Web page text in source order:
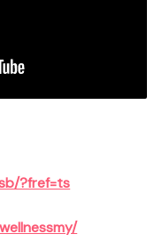
?fref=ts